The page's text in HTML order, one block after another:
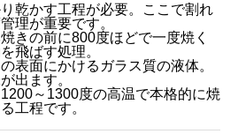
り乾かす工程が必要。ここで割れ
理が重要です。
焼きの前に800度ほどで一度焼く
飛ばす処理。
の表面にかけるガラス質の液体。
出ます。
1200～1300度の高温で本格的に焼
工程です。